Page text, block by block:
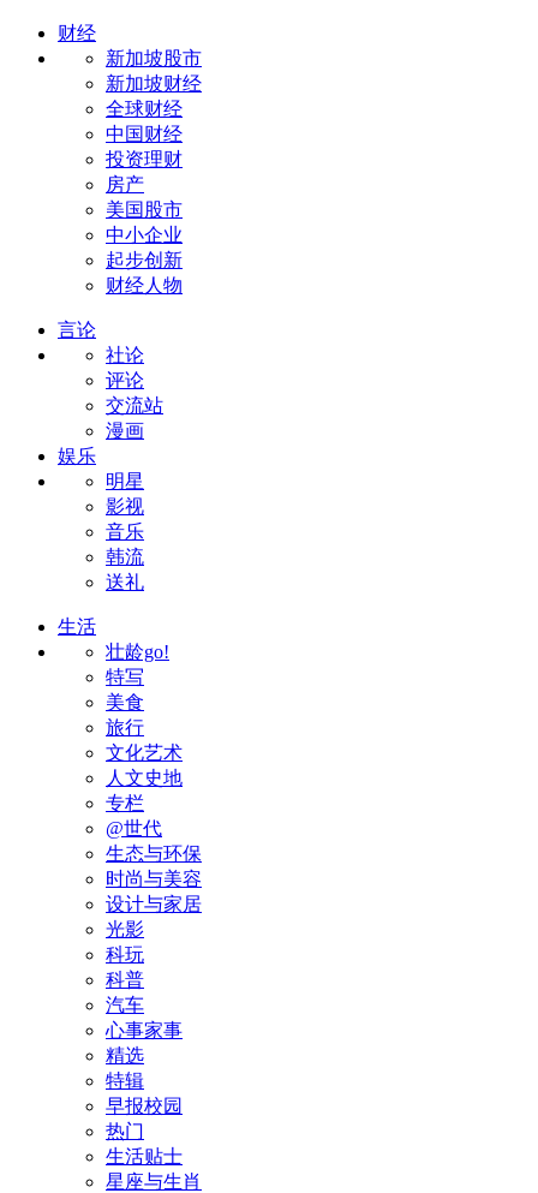
财经
新加坡股市
新加坡财经
全球财经
中国财经
投资理财
房产
美国股市
中小企业
起步创新
财经人物
言论
社论
评论
交流站
漫画
娱乐
明星
影视
音乐
韩流
送礼
生活
壮龄go!
特写
美食
旅行
文化艺术
人文史地
专栏
@世代
生态与环保
时尚与美容
设计与家居
光影
科玩
科普
汽车
心事家事
精选
特辑
早报校园
热门
生活贴士
星座与生肖